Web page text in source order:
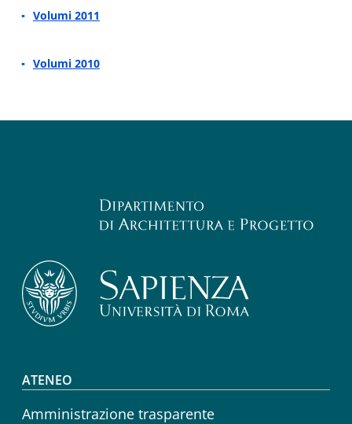
Volumi 2011
Volumi 2010
Footer menu
ATENEO
Amministrazione trasparente